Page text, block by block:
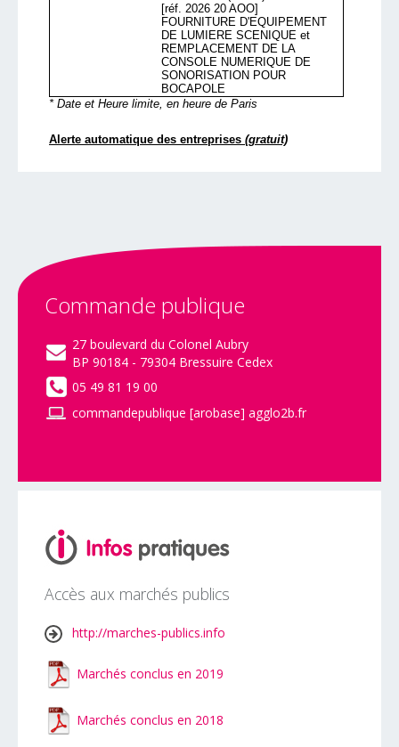
Commande publique
27 boulevard du Colonel Aubry
BP 90184 - 79304 Bressuire Cedex
05 49 81 19 00
commandepublique [arobase] agglo2b.fr
Accès aux marchés publics
http://marches-publics.info
Marchés conclus en 2019
Marchés conclus en 2018